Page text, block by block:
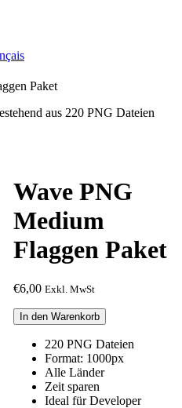
Paket
aus 220 PNG Dateien
Wave PNG
Medium
Flaggen Paket
€6,00 Exkl. MwSt
Wave
PNG
Medium
Flaggen
Paket
Menge
In den Warenkorb
220 PNG Dateien
Format: 1000px
Alle Länder
Zeit sparen
Ideal für Developer